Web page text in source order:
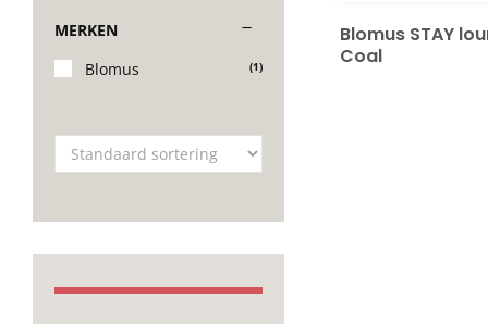
Blomus STAY
Coal
MERKEN
Blomus
(1)